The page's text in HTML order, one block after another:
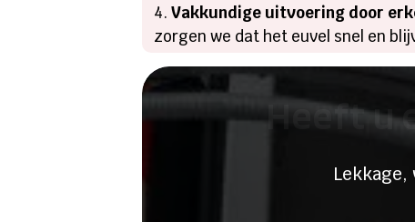
Vakkundige uitvoering door
zorgen we dat het euvel snel en
Heeft u